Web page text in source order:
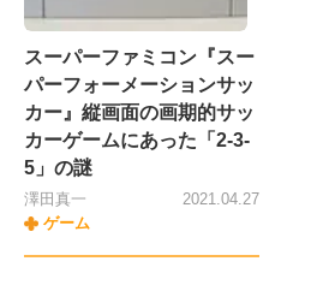
スーパーファミコン『スー
パーフォーメーションサッ
カー』縦画面の画期的サッ
カーゲームにあった「2-3-
5」の謎
澤田真一
ゲーム
2021.04.27